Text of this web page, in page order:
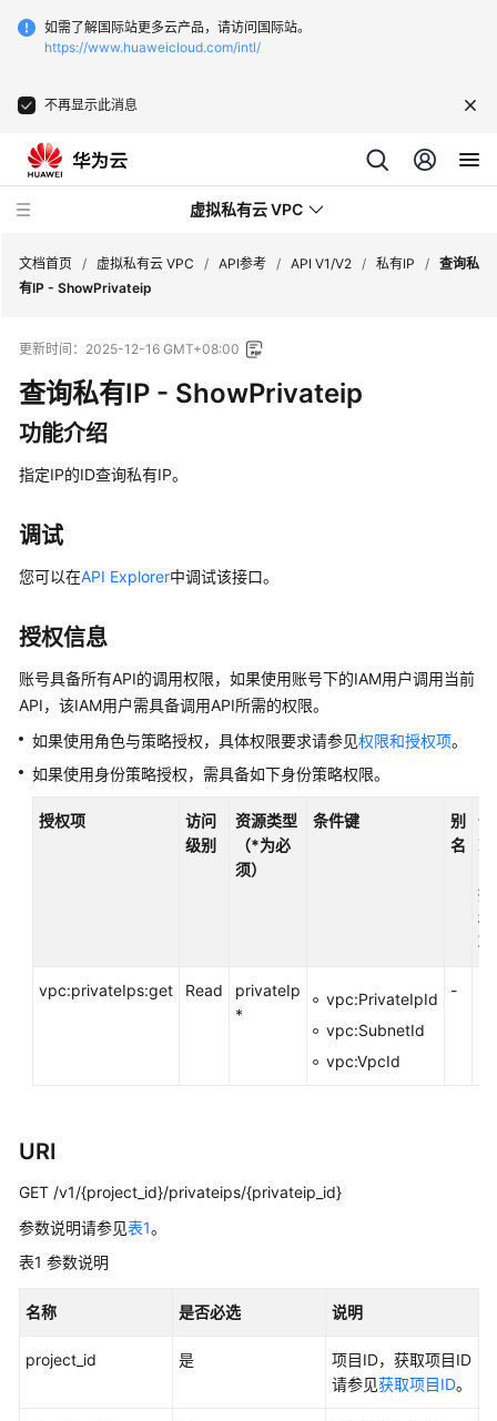
如需了解国际站更多云产品，请访问国际站。
https://www.huaweicloud.com/intl/
不再显示此消息
虚拟私有云 VPC
新
动
态
品
绍
快
入
用
户
指
南
最
考
API
概
览
调
文档首页 / 虚拟私有云 VPC / API参考 / API V1/V2 / 私有IP / 查询私
有IP - ShowPrivateip
更新时间： 2025-12-16 GMT+08:00
查询私有IP - ShowPrivateip
功能介绍
指定IP的ID查询私有IP。
调试
您可以在API Explorer中调试该接口。
授权信息
账号具备所有API的调用权限，如果使用账号下的IAM用户调用当前
API，该IAM用户需具备调用API所需的权限。
如果使用角色与策略授权，具体权限要求请参见权限和授权项。
如果使用身份策略授权，需具备如下身份策略权限。
授权项
访问
级别
资源类型
（*为必
须）
条件键
别
名
依
赖
授
权
项
vpc:privateIps:get Read
privateIp
*
vpc:PrivateIpId
vpc:SubnetId
vpc:VpcId
-
URI
GET /v1/{project_id}/privateips/{privateip_id}
参数说明请参见表1。
表1 参数说明
名称 是否必选 说明
project_id 是
项目ID，获取项目ID
请参见获取项目ID。